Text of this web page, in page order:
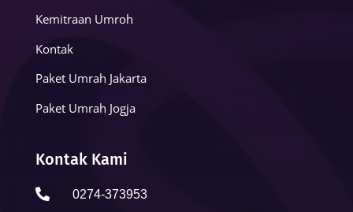
Kemitraan Umroh
Kontak
Paket Umrah Jakarta
Paket Umrah Jogja
Kontak Kami
 0274-373953